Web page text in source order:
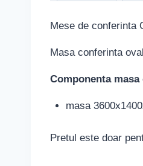
Mese de conferinta
Masa conferinta
Componenta
masa
Pretul este doar